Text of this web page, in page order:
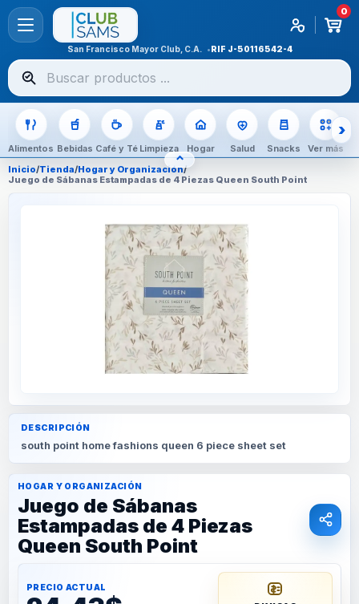
0
San Francisco Mayor Club, C.A. RIF J-50116542-4
Buscar
productos
Alimentos Bebidas Café y Té Limpieza Hogar Salud Snacks Ver más
⌃OCULTAR CATEGORÍAS
Inicio/Tienda/Hogar y Organización/
Juego de Sábanas Estampadas de 4 Piezas Queen South Point
DESCRIPCIÓN
south point home fashions queen 6 piece sheet set
HOGAR Y ORGANIZACIÓN
Juego de Sábanas
Estampadas de 4 Piezas
Queen South Point
PRECIO ACTUAL